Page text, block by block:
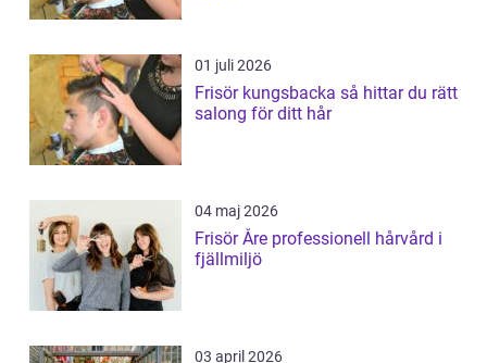
01 juli 2026
Frisör kungsbacka så hittar du rätt
salong för ditt hår
04 maj 2026
Frisör Åre professionell hårvård i
fjällmiljö
03 april 2026